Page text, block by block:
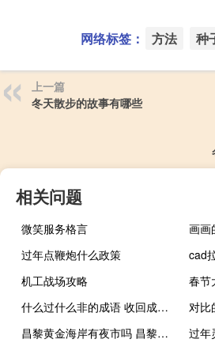
网络标签： 方法 种
上一篇
冬天散步的故事有哪些
相关问题
微笑服务格言
画画
过年点鞭炮什么政策
cad
机工战场攻略
春节
什么过什么非的成语 收回成命是什么生肖
对比
昌黎黄金海岸有夜市吗 昌黎黄金海岸农家院
过年